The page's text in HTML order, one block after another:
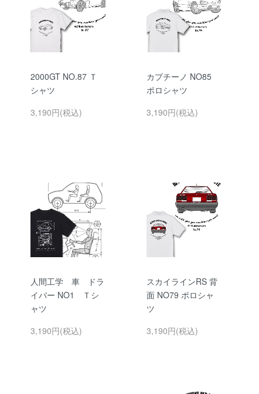
2000GT NO.87 Ｔ
シャツ
3,190円(税込)
カプチーノ NO85
ポロシャツ
3,190円(税込)
人間工学 車 ドラ
イバー NO1 Ｔシ
ャツ
3,190円(税込)
スカイラインRS 背
面 NO79 ポロシャ
ツ
3,190円(税込)